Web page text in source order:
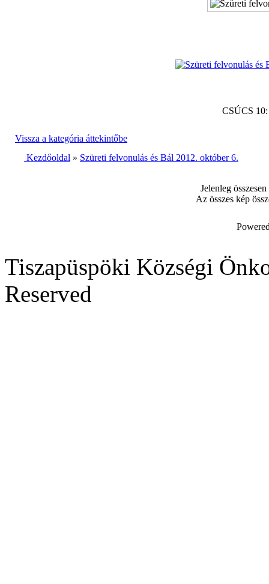
CSÚCS
Vissza a kategória áttekintőbe
Kezdőoldal » Szüreti felvonulás és Bál 2012. október 6.
Jelenleg
Az összes kép
Tiszapüspöki Községi
Reserved